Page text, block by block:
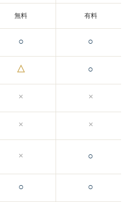
無料 有料
○ ○
△ ○
× ×
× ×
× ○
○ ○